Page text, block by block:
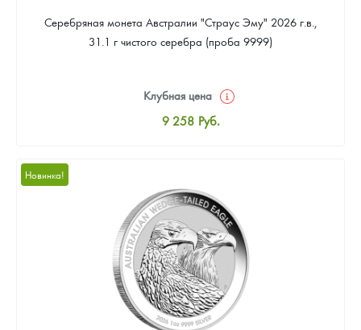
Серебряная монета Австралии "Страус Эму" 2026 г.в.,
31.1 г чистого серебра (проба 9999)
Клубная цена
9 258 Руб.
Цена выкупа
Звоните
Новинка!